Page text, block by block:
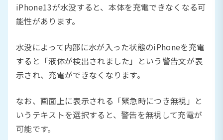
iPhone13が水没すると、本体を充電できなくなる可
能性があります。
水没によって内部に水が入った状態のiPhoneを充電
すると「液体が検出されました」という警告文が表
示され、充電ができなくなります。
なお、画面上に表示される「緊急時につき無視」と
いうテキストを選択すると、警告を無視して充電が
可能です。